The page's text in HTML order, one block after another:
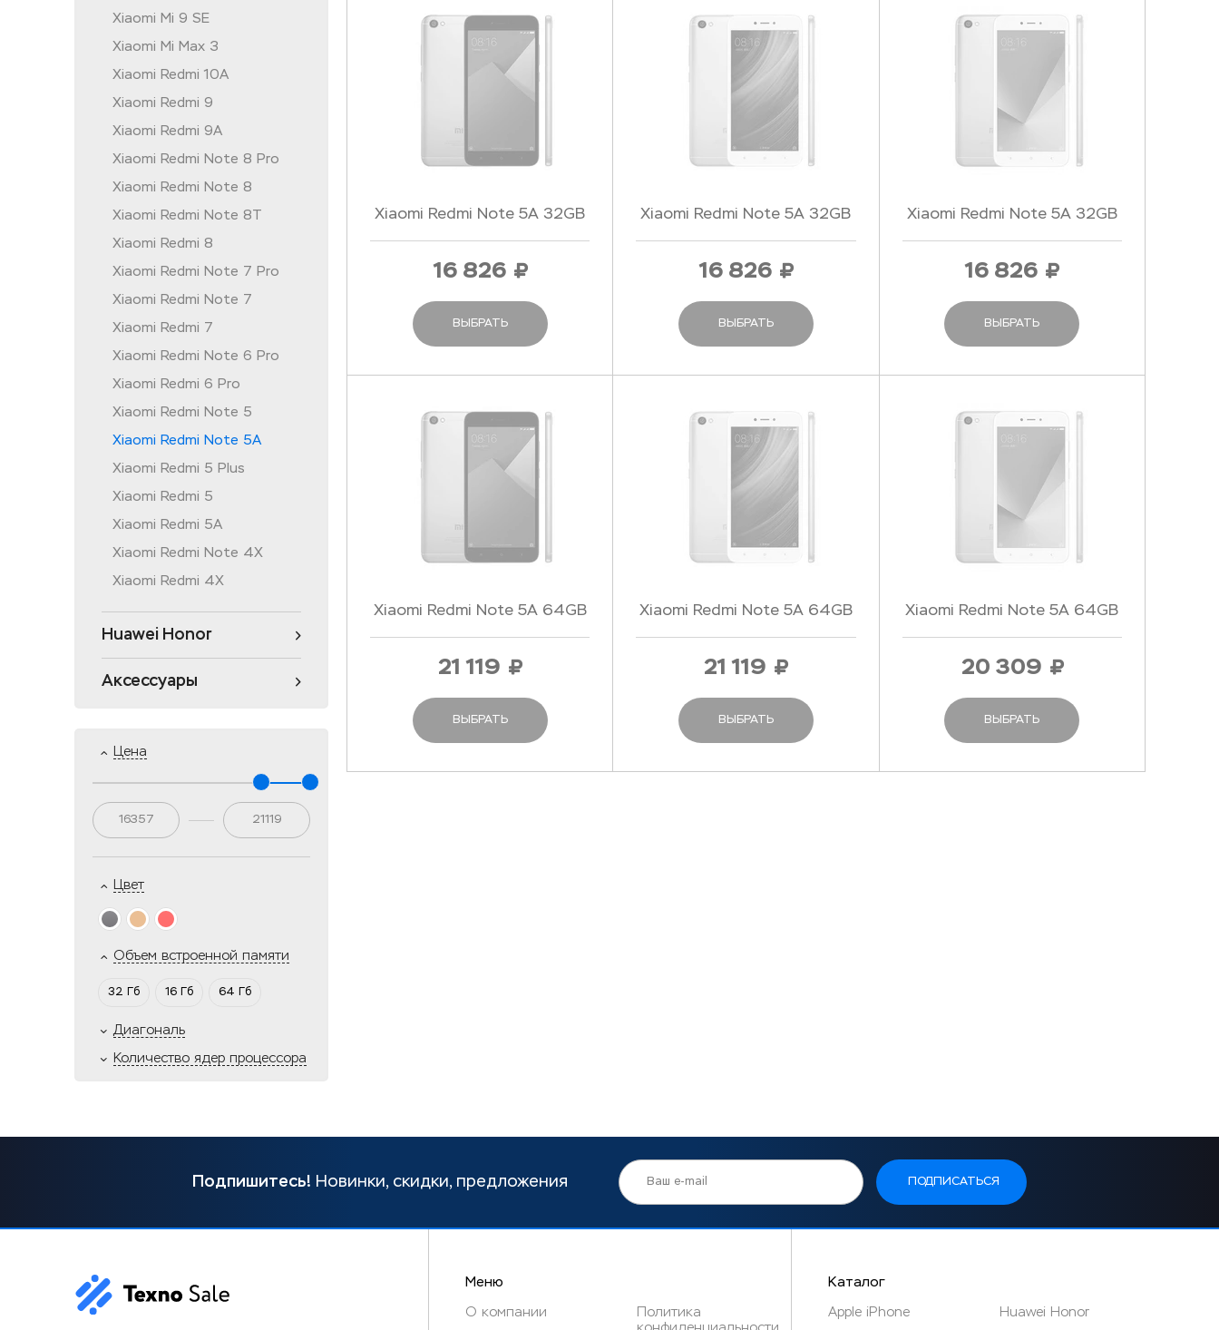
Xiaomi Mi 9 SE
Xiaomi Mi Max 3
Xiaomi Redmi 10A
Xiaomi Redmi 9
Xiaomi Redmi 9A
Xiaomi Redmi Note 8 Pro
Xiaomi Redmi Note 8
Xiaomi Redmi Note 8T
Xiaomi Redmi 8
Xiaomi Redmi Note 7 Pro
Xiaomi Redmi Note 7
Xiaomi Redmi 7
Xiaomi Redmi Note 6 Pro
Xiaomi Redmi 6 Pro
Xiaomi Redmi Note 5
Xiaomi Redmi Note 5A
Xiaomi Redmi 5 Plus
Xiaomi Redmi 5
Xiaomi Redmi 5A
Xiaomi Redmi Note 4X
Xiaomi Redmi 4X
Huawei Honor
Аксессуары
Цена
Цвет
Объем встроенной памяти
32 Гб 16 Гб 64 Гб
Диагональ
Количество ядер процессора
Xiaomi Redmi Note 5A 32GB
16 826
ВЫБРАТЬ
Xiaomi Redmi Note 5A 32GB
16 826
ВЫБРАТЬ
Xiaomi Redmi Note 5A 32GB
16 826
ВЫБРАТЬ
Xiaomi Redmi Note 5A 64GB
21 119
ВЫБРАТЬ
Xiaomi Redmi Note 5A 64GB
21 119
ВЫБРАТЬ
Xiaomi Redmi Note 5A 64GB
20 309
ВЫБРАТЬ
Подпишитесь! Новинки, скидки, предложения
Меню
О компании
Политика
Каталог
Apple iPhone Huawei Honor